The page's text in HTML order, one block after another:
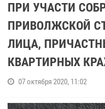
ПРИ УЧАСТИ
ПРИВОЛЖСКОЙ
ЛИЦА,
КВАРТИРНЫХ
07 октября 2020, 11:02